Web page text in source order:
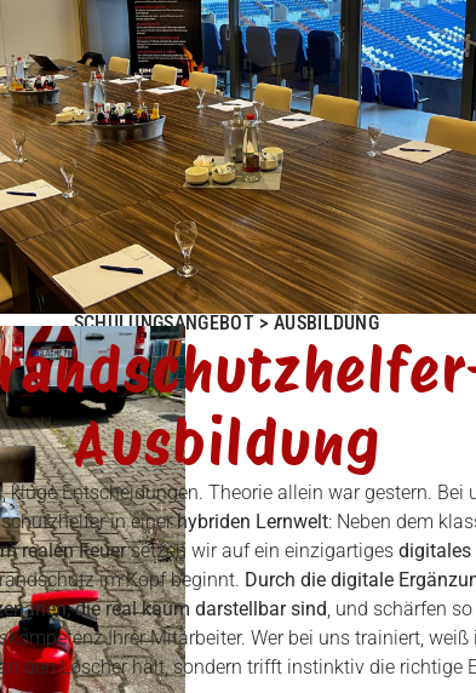
SCHULUNGSANGEBOT > AUSBILDUNG
Ausbildung
kluge Entscheidungen. Theorie allein war gestern. Bei
in einerhybriden Lernwelt: Neben dem
realen Feuersetzen wir auf ein einzigartiges digitales
im Kopf beginnt. Durch die digitale
die real kaum darstellbar sind, und schärfen
Ihrer Mitarbeiter. Wer bei uns trainiert, weiß
den Löscher hält, sondern trifft instinktiv die richtige